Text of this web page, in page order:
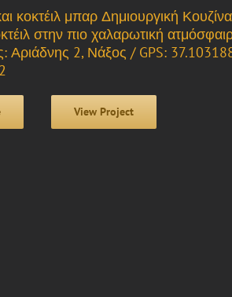
κοκτέιλ μπαρ Δημιουργική Κουζίνα
στην πιο χαλαρωτική
Αριάδνης 2, Νάξος / GPS:
View Project